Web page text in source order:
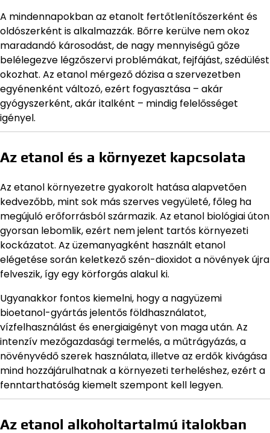
A mindennapokban az etanolt fertőtlenítőszerként és
oldószerként is alkalmazzák. Bőrre kerülve nem okoz
maradandó károsodást, de nagy mennyiségű gőze
belélegezve légzőszervi problémákat, fejfájást, szédülést
okozhat. Az etanol mérgező dózisa a szervezetben
egyénenként változó, ezért fogyasztása – akár
gyógyszerként, akár italként – mindig felelősséget
igényel.
Az etanol és a környezet kapcsolata
Az etanol környezetre gyakorolt hatása alapvetően
kedvezőbb, mint sok más szerves vegyületé, főleg ha
megújuló erőforrásból származik. Az etanol biológiai úton
gyorsan lebomlik, ezért nem jelent tartós környezeti
kockázatot. Az üzemanyagként használt etanol
elégetése során keletkező szén-dioxidot a növények újra
felveszik, így egy körforgás alakul ki.
Ugyanakkor fontos kiemelni, hogy a nagyüzemi
bioetanol-gyártás jelentős földhasználatot,
vízfelhasználást és energiaigényt von maga után. Az
intenzív mezőgazdasági termelés, a műtrágyázás, a
növényvédő szerek használata, illetve az erdők kivágása
mind hozzájárulhatnak a környezeti terheléshez, ezért a
fenntarthatóság kiemelt szempont kell legyen.
Az etanol alkoholtartalmú italokban